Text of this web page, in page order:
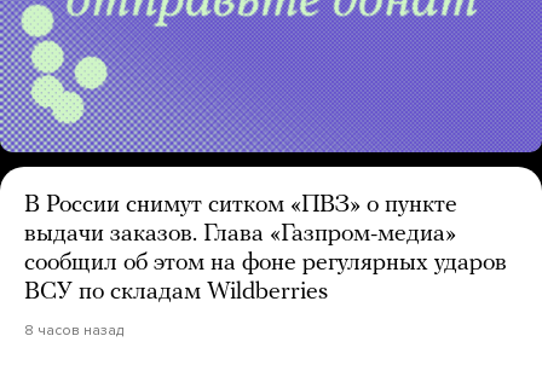
В России снимут ситком «ПВЗ» о пункте
выдачи заказов. Глава «Газпром-медиа»
сообщил об этом на фоне регулярных ударов
ВСУ по складам Wildberries
8 часов назад